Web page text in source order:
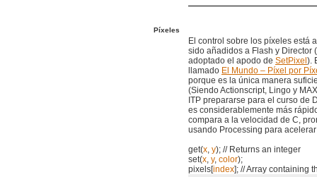
Píxeles
El control sobre los píxeles está
sido añadidos a Flash y Director
adoptado el apodo de SetPixel ).
llamado El Mundo – Píxel por
porque es la única manera
(Siendo Actionscript, Lingo y
ITP prepararse para el curso de
es considerablemente más
compara a la velocidad de C,
usando Processing para
get(x, y); // Returns an integer
set(x, y, color);
pixels[index]; // Array containing